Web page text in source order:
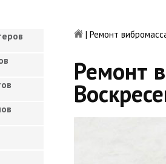
| Ремонт
Ремонт